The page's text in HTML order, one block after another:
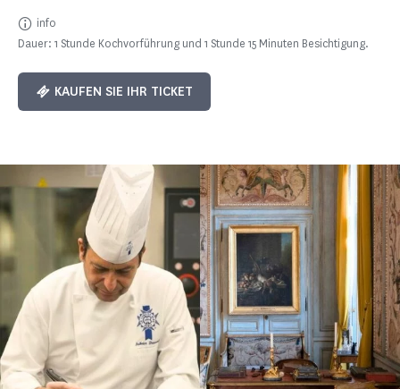
info
Dauer: 1 Stunde Kochvorführung und 1 Stunde 15 Minuten Besichtigung.
KAUFEN SIE IHR TICKET